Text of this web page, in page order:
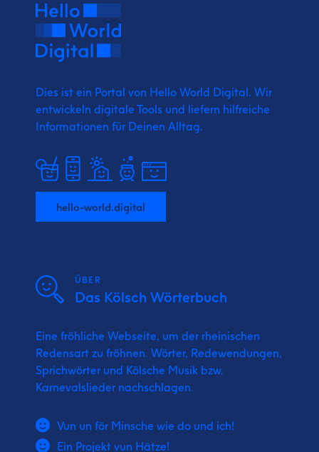
Dies ist ein Portal von Hello World Digital. Wir
entwickeln digitale Tools und liefern hilfreiche
Informationen für Deinen Alltag.
hello-world.digital
ÜBER
Das Kölsch Wörterbuch
Eine fröhliche Webseite, um der rheinischen
Redensart zu fröhnen. Wörter, Redewendungen,
Sprichwörter und Kölsche Musik bzw.
Karnevalslieder nachschlagen.
Vun un för Minsche wie do und ich!
Ein Projekt vun Hätze!